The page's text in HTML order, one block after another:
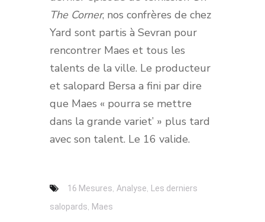
The Corner, nos confrères de chez
Yard sont partis à Sevran pour
rencontrer Maes et tous les
talents de la ville. Le producteur
et salopard Bersa a fini par dire
que Maes « pourra se mettre
dans la grande variet’ » plus tard
avec son talent. Le 16 valide.
16 Mesures, Analyse,
Les derniers
salopards, Maes